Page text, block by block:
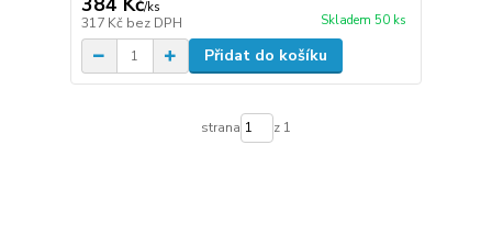
/ks
317 Kč bez DPH Skladem 50 ks
Přidat do košíku
strana z 1